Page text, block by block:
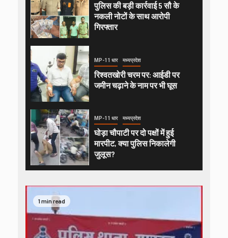
पुलिस की बड़ी कार्रवाई 5 सौ के
नकली नोटों के साथ आरोपी
गिरफ्तार
MP-11 धार मध्यप्रदेश
रिश्वतखोरी चरम पर: आईडी पर
जमीन चढ़ाने के नाम पर भी घूस
MP-11 धार मध्यप्रदेश
घोड़ा चौपाटी पर दो पक्षों में हुई
मारपीट, क्या पुलिस निकालेगी
जुलूस?
1 min read